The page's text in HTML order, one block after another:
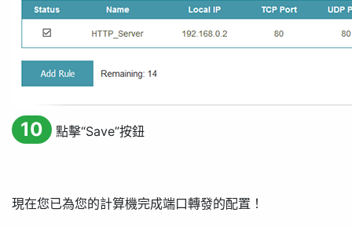
10 點擊“Save”按鈕
現在您已為您的計算機完成端口轉發的配置！